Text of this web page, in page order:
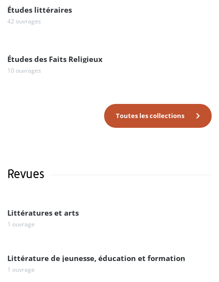
Études littéraires
42 ouvrages
Études des Faits Religieux
10 ouvrages
Toutes les collections
Revues
Littératures et arts
1 ouvrage
Littérature de jeunesse, éducation et formation
1 ouvrage